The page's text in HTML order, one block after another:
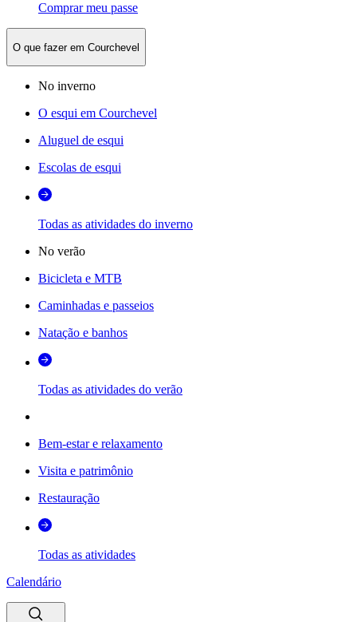
Comprar meu passe
O que fazer em Courchevel
No inverno
O esqui em Courchevel
Aluguel de esqui
Escolas de esqui
Todas as atividades do inverno
No verão
Bicicleta e MTB
Caminhadas e passeios
Natação e banhos
Todas as atividades do verão
Bem-estar e relaxamento
Visita e patrimônio
Restauração
Todas as atividades
Calendário